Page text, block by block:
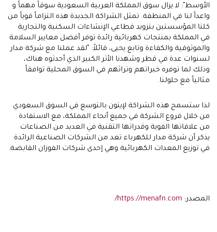
الأوسط": لا يزال سوق المملكة العربية السعودية سوقاً مهماً و
واعداً لنا في المنطقة. تمثل الشراكة الجديدة هذه التزاماً قوياً من
كلتا المؤسستين بتزويد قطاعي الإنشاءات السكنية والتجارية
في المملكة بمنتجات كهربائية رائدة توفر أفضل معايير السلامة
والموثوقية والكفاءة وتابع يحيى، قائلاً: "لقد عملنا مع شركة مدار
لسنوات عدة في قطر وشهدنا الأثر الكبير الذي أحدثوه هناك،
وذلك لما توفره خبراتهم وتراثهم في السوق المحلية توافقاً
مثالياً مع حلولنا.
لذا ستسمح هذه الشراكة لإيتون بالتوسع في السوق السعودي
من خلال فروع الشركة في جميع أنحاء المملكة، مع الاستفادة
من علاقاتها القوية وقدراتها التقنية في العديد من الصناعات
يذكر أن شركة مدار للكهرباء تعد من الشركات الصناعية الرائدة
في توزيع المعدات الكهربائية وهي إحدى شركات الفوزان القابضة.
المصدر: https://menafn.com/